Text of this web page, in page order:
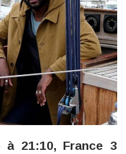
à 21:10, France 3